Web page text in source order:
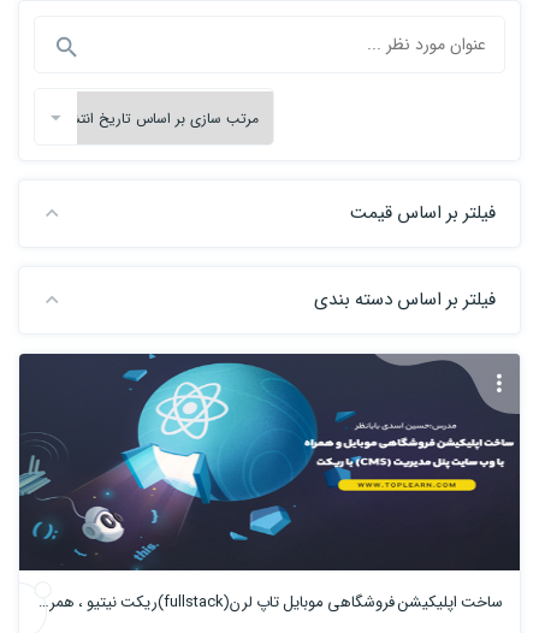
فیلتر بر اساس قیمت
فیلتر بر اساس دسته بندی
ساخت اپلیکیشن فروشگاهی موبایل تاپ لرن(fullstack)ریکت نیتیو ، همراه با وب سایت پنل مدیریت (cms) با ریکت